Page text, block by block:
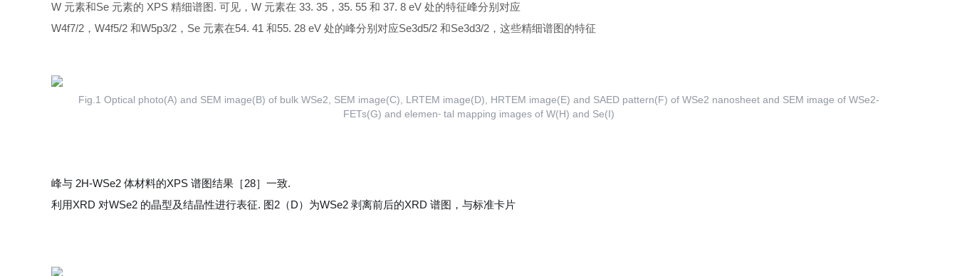
W 元素和Se 元素的 XPS 精细谱图. 可见，W 元素在 33. 35，35. 55 和 37. 8 eV 处的特征峰分别对应
W4f7/2，W4f5/2 和W5p3/2，Se 元素在54. 41 和55. 28 eV 处的峰分别对应Se3d5/2 和Se3d3/2，这些精细谱图的特征
Fig.1 Optical photo(A) and SEM image(B) of bulk WSe2, SEM image(C), LRTEM image(D), HRTEM image(E) and SAED pattern(F) of WSe2 nanosheet and SEM image of WSe2-
FETs(G) and elemen⁃ tal mapping images of W(H) and Se(I)
峰与 2H-WSe2 体材料的XPS 谱图结果［28］一致.
利用XRD 对WSe2 的晶型及结晶性进行表征. 图2（D）为WSe2 剥离前后的XRD 谱图，与标准卡片